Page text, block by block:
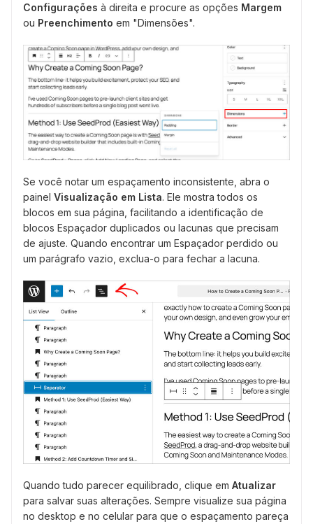
Configurações à direita e procure as opções Margem
ou Preenchimento em "Dimensões".
Se você notar um espaçamento inconsistente, abra o
painel Visualização em Lista. Ele mostra todos os
blocos em sua página, facilitando a identificação de
blocos Espaçador duplicados ou lacunas que precisam
de ajuste. Quando encontrar um Espaçador perdido ou
um parágrafo vazio, exclua-o para fechar a lacuna.
Quando tudo parecer equilibrado, clique em Atualizar
para salvar suas alterações. Sempre visualize sua página
no desktop e no celular para que o espaçamento pareça